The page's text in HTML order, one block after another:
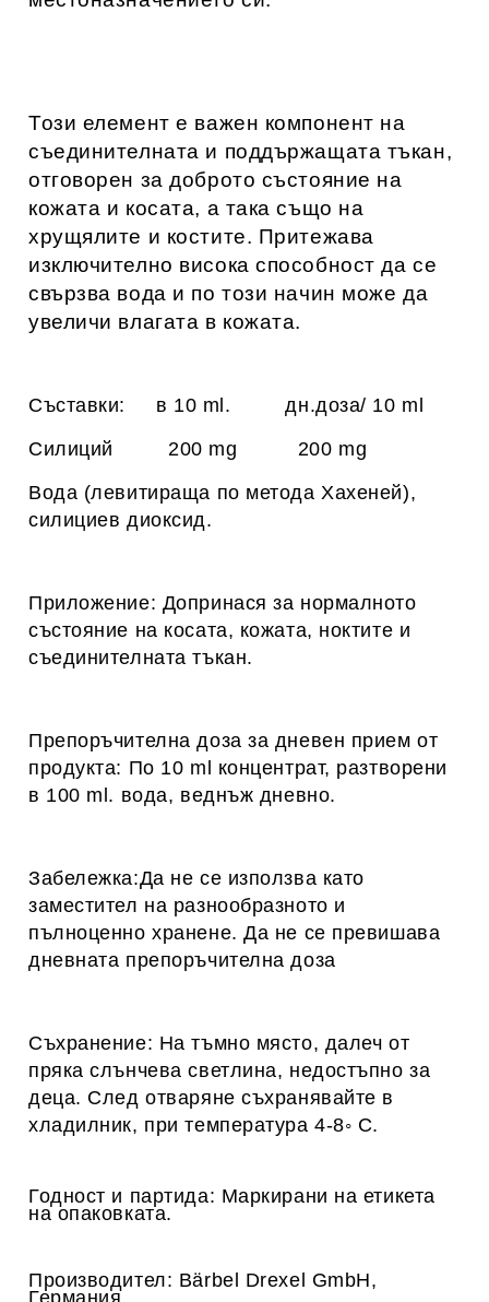
Този елемент е важен компонент на
съединителната и поддържащата тъкан,
отговорен за доброто състояние на
кожата и косата, а така също на
хрущялите и костите. Притежава
изключително висока способност да се
свързва вода и по този начин може да
увеличи влагата в кожата.
Съставки: в 10 ml.дн.доза/ 10 ml
Силиций 200 mg 200 mg
Вода (левитираща по метода Хахеней),
силициев диоксид.
Приложение: Допринася за нормалното
състояние на косата, кожата, ноктите и
съединителната тъкан.
Препоръчителна доза за дневен прием от
продукта: По 10 ml концентрат, разтворени
в 100 ml. вода, веднъж дневно.
Забележка:Да не се използва като
заместител на разнообразното и
пълноценно хранене. Да не се превишава
дневната препоръчителна доза
Съхранение: На тъмно място, далеч от
пряка слънчева светлина, недостъпно за
деца. След отваряне съхранявайте в
хладилник, при температура 4-8◦ C.
Годност и партида: Маркирани на етикета
на опаковката.
Производител: Bärbel Drexel GmbH,